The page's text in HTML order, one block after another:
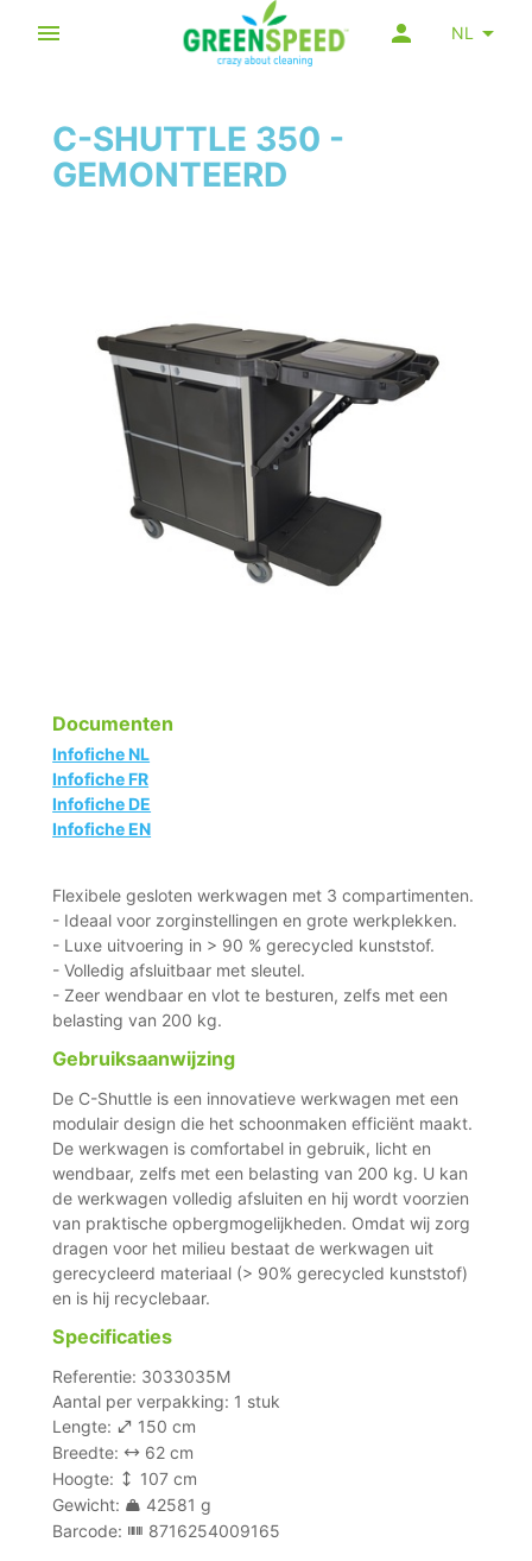
NL
C-SHUTTLE 350 -
GEMONTEERD
Documenten
Infofiche NL
Infofiche FR
Infofiche DE
Infofiche EN
Flexibele gesloten werkwagen met 3 compartimenten.
- Ideaal voor zorginstellingen en grote werkplekken.
- Luxe uitvoering in > 90 % gerecycled kunststof.
- Volledig afsluitbaar met sleutel.
- Zeer wendbaar en vlot te besturen, zelfs met een
belasting van 200 kg.
Gebruiksaanwijzing
De C-Shuttle is een innovatieve werkwagen met een
modulair design die het schoonmaken efficiënt maakt.
De werkwagen is comfortabel in gebruik, licht en
wendbaar, zelfs met een belasting van 200 kg. U kan
de werkwagen volledig afsluiten en hij wordt voorzien
van praktische opbergmogelijkheden. Omdat wij zorg
dragen voor het milieu bestaat de werkwagen uit
gerecycleerd materiaal (> 90% gerecycled kunststof)
en is hij recyclebaar.
Specificaties
Referentie: 3033035M
Aantal per verpakking: 1 stuk
Lengte:
150 cm
Breedte:
62 cm
Hoogte:
107 cm
Gewicht:
42581 g
Barcode:
8716254009165